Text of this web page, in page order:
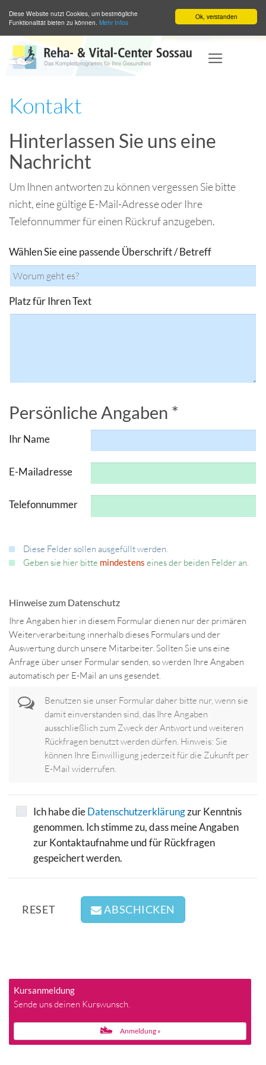
Ok, verstanden
Diese Website nutzt Cookies, um bestmögliche
Funktionalität bieten zu können. Mehr Infos
Zum
Inhalt
Kursanmeldung
Sende uns deinen Kurswunsch.
Anmeldung »
Kontakt
Hinterlassen Sie uns eine
Nachricht
Um Ihnen antworten zu können vergessen Sie bitte
nicht, eine gültige E-Mail-Adresse oder Ihre
Telefonnummer für einen Rückruf anzugeben.
Wählen Sie eine passende Überschrift / Betreff
Platz für Ihren Text
Persönliche Angaben *
Ihr Name
E-Mailadresse
Telefonnummer
Diese Felder sollen ausgefüllt werden.
Geben sie hier bitte mindestens eines der beiden Felder an.
Hinweise zum Datenschutz
Ihre Angaben hier in diesem Formular dienen nur der primären
Weiterverarbeitung innerhalb dieses Formulars und der
Auswertung durch unsere Mitarbeiter. Sollten Sie uns eine
Anfrage über unser Formular senden, so werden Ihre Angaben
automatisch per E-Mail an uns gesendet.
Benutzen sie unser Formular daher bitte nur, wenn sie
damit einverstanden sind, das Ihre Angaben
ausschließlich zum Zweck der Antwort und weiteren
Rückfragen benutzt werden dürfen. Hinweis: Sie
können Ihre Einwilligung jederzeit für die Zukunft per
E-Mail widerrufen.
Ich habe die Datenschutzerklärungzur Kenntnis
genommen. Ich stimme zu, dass meine Angaben
zur Kontaktaufnahme und für Rückfragen
gespeichert werden.
ABSCHICKEN